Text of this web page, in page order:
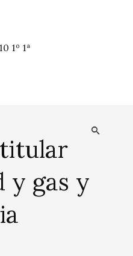
1º 1ª
y gas y